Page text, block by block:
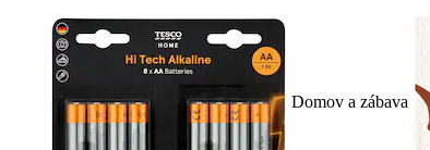
Domov a zábava